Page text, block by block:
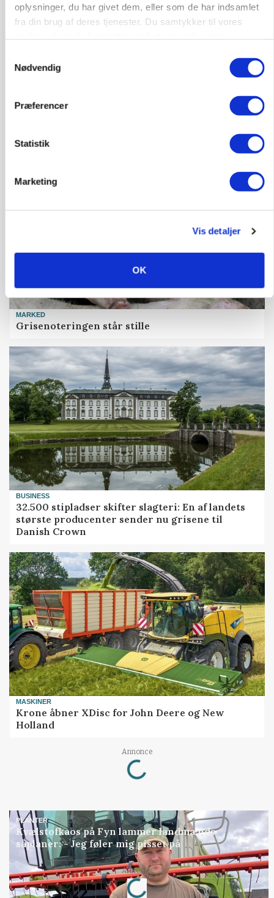
oplysninger, du har givet dem, eller som de har indsamlet
fra din brug af deres tjenester. Du samtykker til vores
Nødvendig
Præferencer
Statistik
Marketing
Vis detaljer
OK
MASKINER
Markvandring sætter fokus på elefantgræs
MARKED
Grisenoteringen står stille
BUSINESS
32.500 stipladser skifter slagteri: En af landets
største producenter sender nu grisene til
Danish Crown
MASKINER
Krone åbner XDisc for John Deere og New
Holland
Annonce
Loading...
PLANTER
Kvælstofkaos på Fyn lammer landmænds
såplaner: - Jeg føler mig pisset på
Annonce
Loading...